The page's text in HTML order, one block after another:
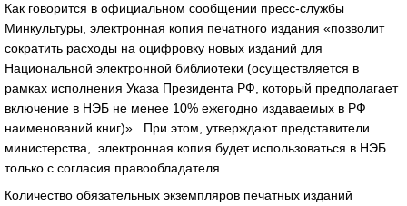
Как говорится в официальном сообщении пресс-службы
Минкультуры, электронная копия печатного издания «позволит
сократить расходы на оцифровку новых изданий для
Национальной электронной библиотеки (осуществляется в
рамках исполнения Указа Президента РФ, который предполагает
включение в НЭБ не менее 10% ежегодно издаваемых в РФ
наименований книг)». При этом, утверждают представители
министерства, электронная копия будет использоваться в НЭБ
только с согласия правообладателя.
Количество обязательных экземпляров печатных изданий